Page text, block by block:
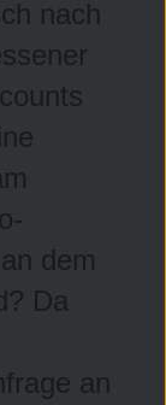
nach
dem
Da
an